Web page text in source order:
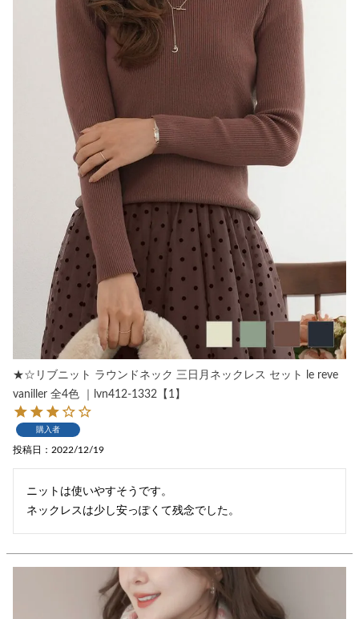
★☆リブニット ラウンドネック 三日月ネックレス セット le reve
vaniller 全4色 ｜lvn412-1332【1】
購入者
投稿日 2022/12/19
ニットは使いやすそうです。
ネックレスは少し安っぽくて残念でした。